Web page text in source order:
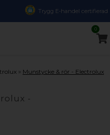
Trygg E-handel certifierad
0
» Munstycke & rör - Electrolux
-